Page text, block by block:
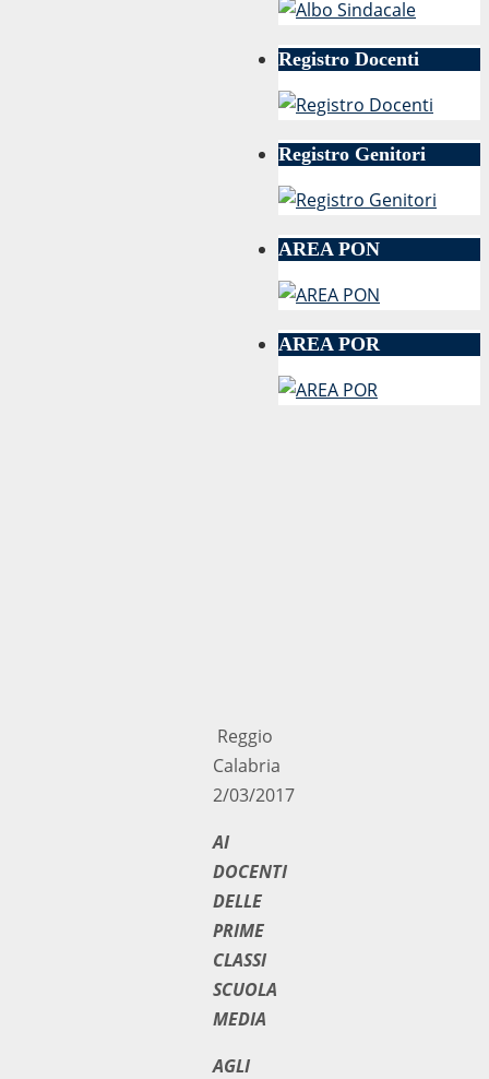
Reggio
Calabria
2/03/2017
AI
DOCENTI
DELLE
PRIME
CLASSI
SCUOLA
MEDIA
AGLI
Registro Docenti
Registro Genitori
AREA PON
AREA POR